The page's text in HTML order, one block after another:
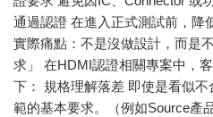
通過認證 在進入正式測試前，降
實際痛點：不是沒做設計，而是
求」 在HDMI認證相關專案中，
下： 規格理解落差 即使是看似
範的基本要求。（例如Source產